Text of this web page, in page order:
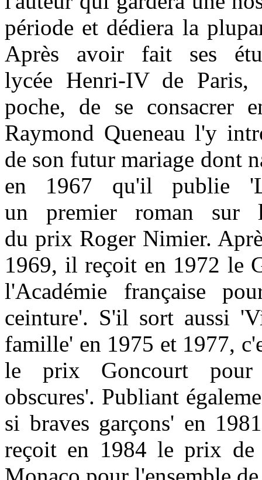
période et dédiera la
Après avoir fait ses
lycée Henri-IV de
poche, de se consacrer
Raymond Queneau l'y
de son futur mariage dont
en 1967 qu'il publie
un premier roman sur
du prix Roger Nimier.
1969, il reçoit en 1972 le
l'Académie française
ceinture'. S'il sort aussi
famille' en 1975 et 1977,
le prix Goncourt pour
obscures'. Publiant
si braves garçons' en
reçoit en 1984 le prix de